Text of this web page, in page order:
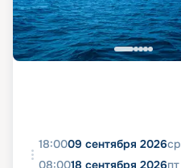
18:0009 сентября 2026ср
08:0018 сентября 2026пт